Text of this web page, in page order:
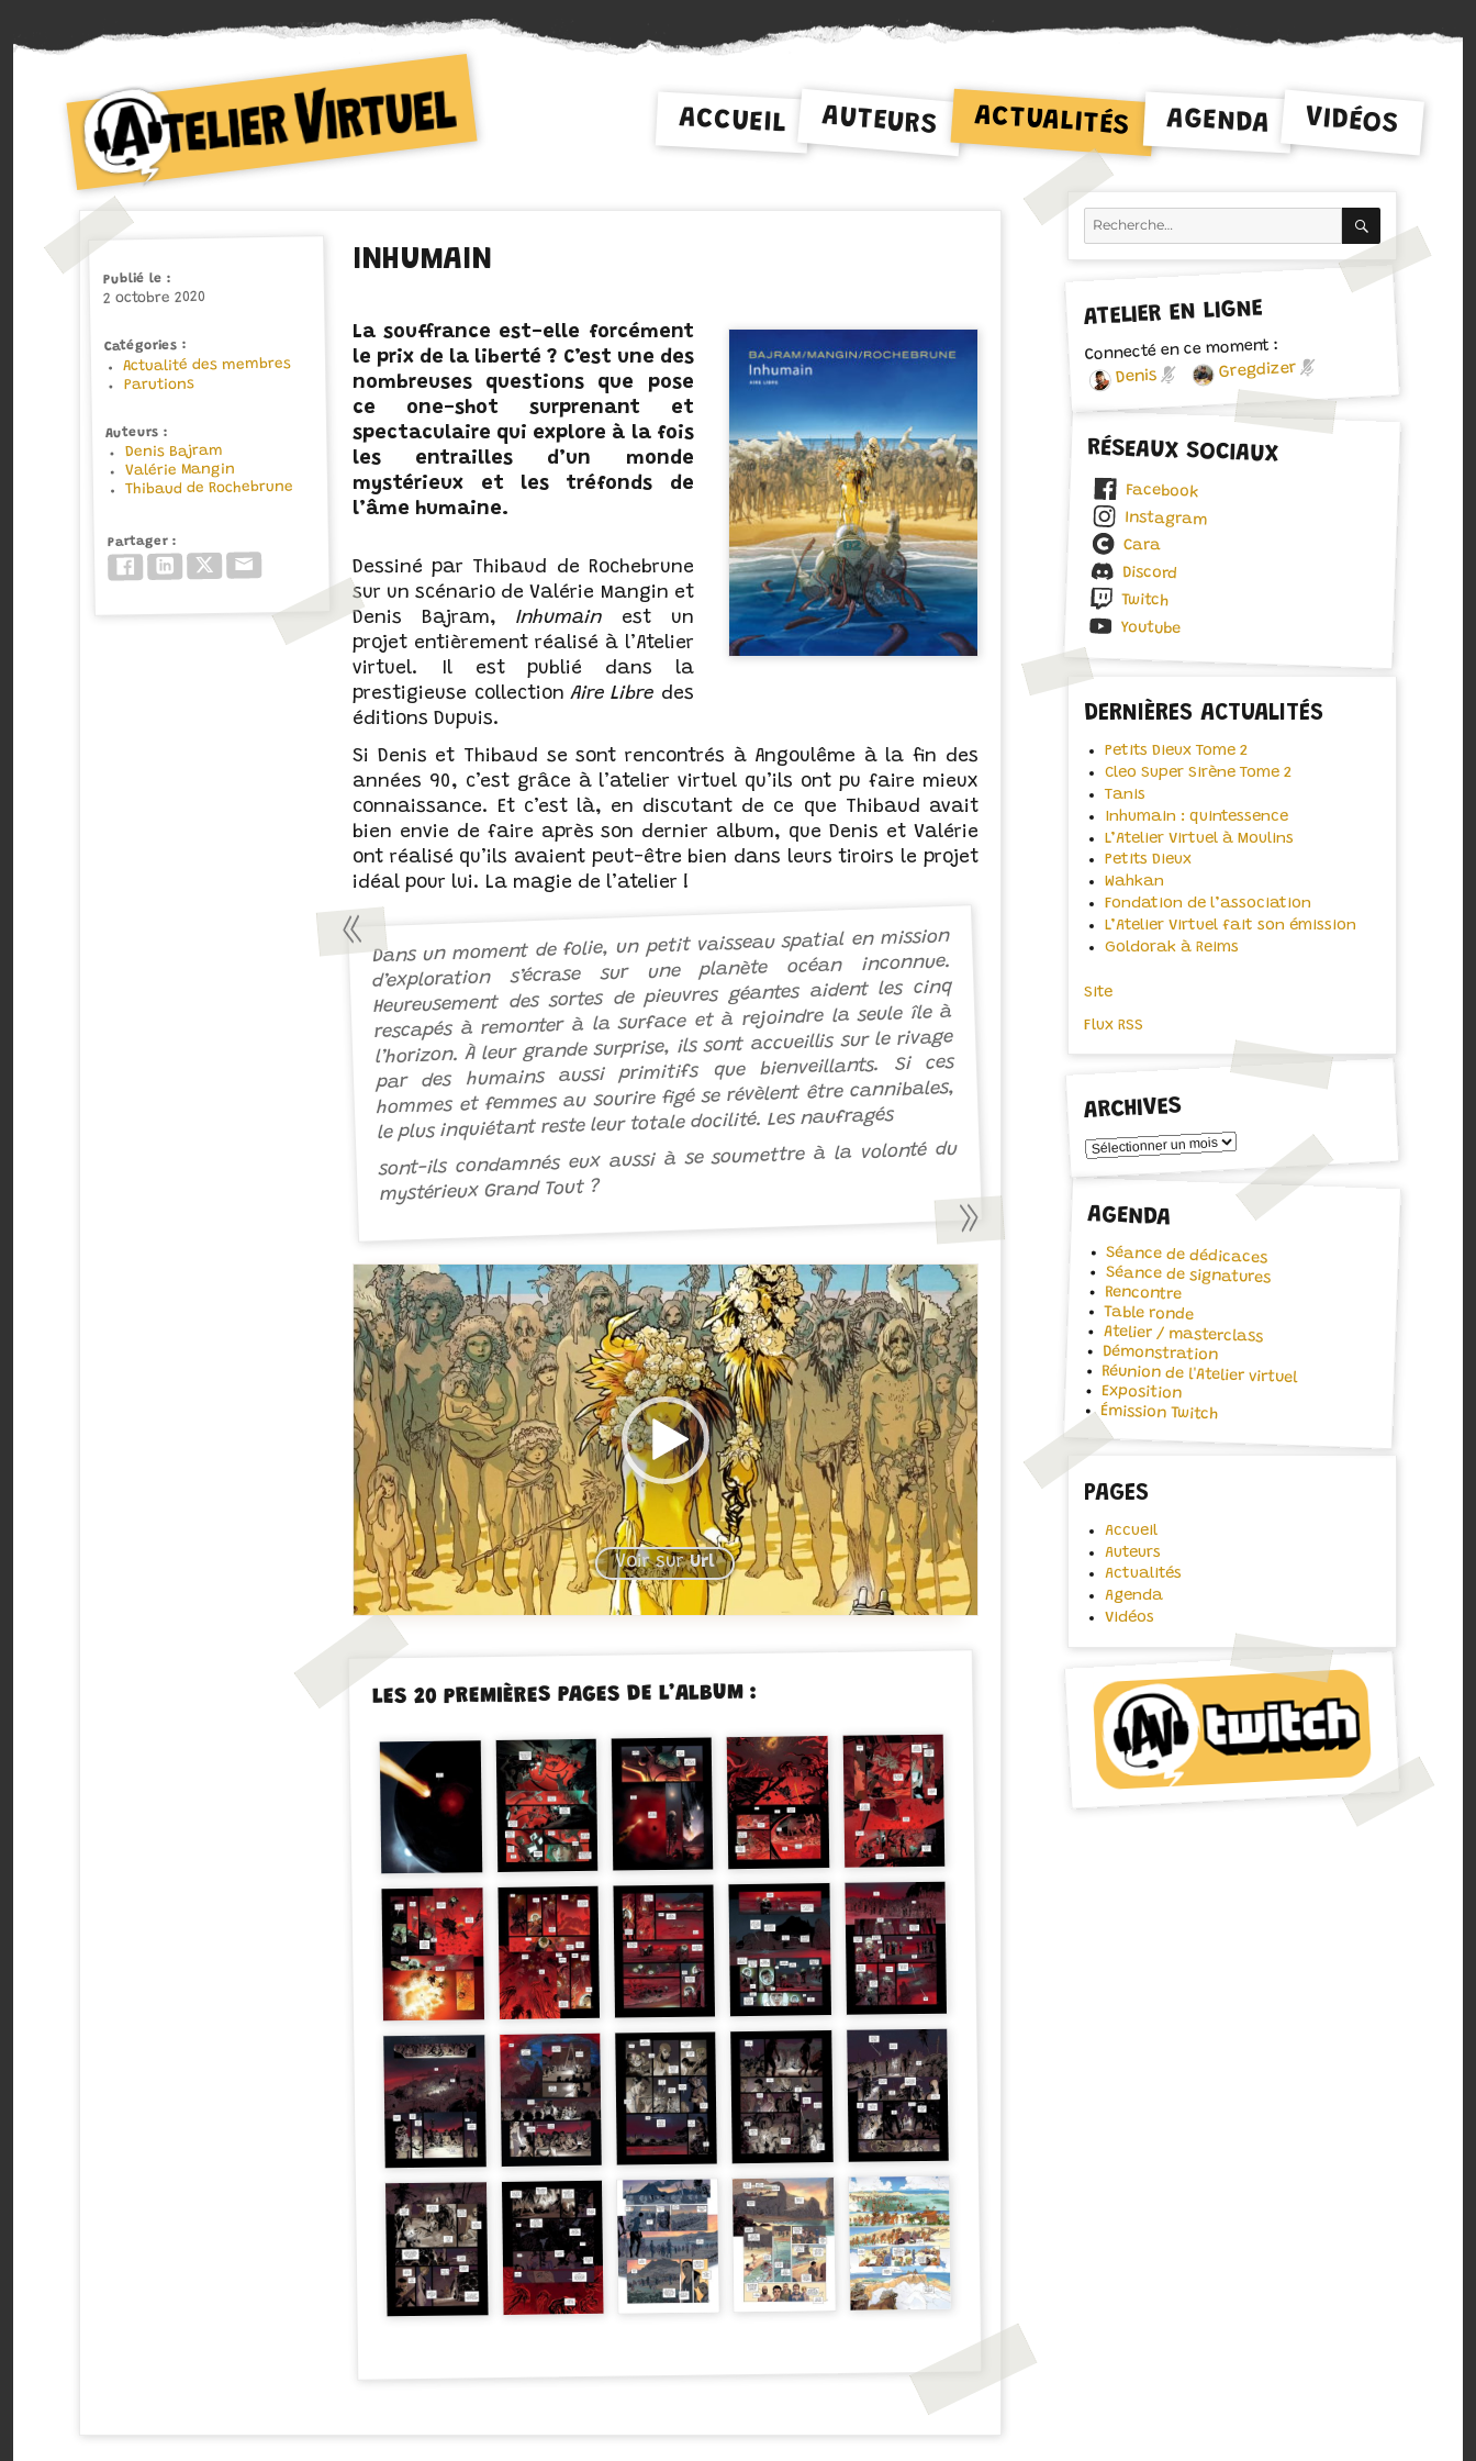
Atelier Virtuel
Collectif d'auteurs de Bande dessinée
ACCUEIL AUTEURS ACTUALITÉS AGENDA VIDÉOS
INHUMAIN
La souffrance est-elle forcément
le prix de la liberté ? C’est une des
nombreuses questions que pose
ce one-shot surprenant et
spectaculaire qui explore à la fois
les entrailles d’un monde
mystérieux et les tréfonds de
l’âme humaine.
Dessiné par Thibaud de Rochebrune
sur un scénario de Valérie Mangin et
Denis Bajram, Inhumainest un
projet entièrement réalisé à l’Atelier
virtuel. Il est publié dans la
prestigieuse collectionAire Libre des
éditions Dupuis.
Si Denis et Thibaud se sont rencontrés à Angoulême à la fin des
années 90, c’est grâce à l’atelier virtuel qu’ils ont pu faire mieux
connaissance. Et c’est là, en discutant de ce que Thibaud avait
bien envie de faire après son dernier album, que Denis et Valérie
ont réalisé qu’ils avaient peut-être bien dans leurs tiroirs le projet
idéal pour lui. La magie de l’atelier !
Dans un moment de folie, un petit vaisseau spatial en mission
d’exploration s’écrase sur une planète océan inconnue.
Heureusement des sortes de pieuvres géantes aident les cinq
rescapés à remonter à la surface et à rejoindre la seule île à
l’horizon. À leur grande surprise, ils sont accueillis sur le rivage
par des humains aussi primitifs que bienveillants. Si ces
hommes et femmes au sourire figé se révèlent être cannibales,
le plus inquiétant reste leur totale docilité. Les naufragés
sont-ils condamnés eux aussi à se soumettre à la volonté du
mystérieux Grand Tout ?
Voir surUrl
LES 20 PREMIÈRES PAGES DE L’ALBUM :
Publié le
2 octobre 2020
Catégories
Actualité des membres
Parutions
Auteurs
Denis Bajram
Valérie Mangin
Thibaud de Rochebrune
Partager
FacebookLinkedInTwitter/X
Recherche
ATELIER EN LIGNE
Connecté en ce moment :
Denis Gregdizer
RÉSEAUX SOCIAUX
Facebook
Instagram
Cara
Discord
Twitch
Youtube
DERNIÈRES ACTUALITÉS
Petits Dieux Tome 2
Cleo Super Sirène Tome 2
Tanis
Inhumain : quintessence
L’Atelier Virtuel à Moulins
Petits Dieux
Wahkan
Fondation de l’association
L’Atelier Virtuel fait son émission
Goldorak à Reims
Site
Flux RSS
ARCHIVES
Archives
AGENDA
Séance de dédicaces
Séance de signatures
Rencontre
Table ronde
Atelier / masterclass
Démonstration
Réunion de l'Atelier virtuel
Exposition
Émission Twitch
PAGES
Accueil
Auteurs
Actualités
Agenda
Vidéos